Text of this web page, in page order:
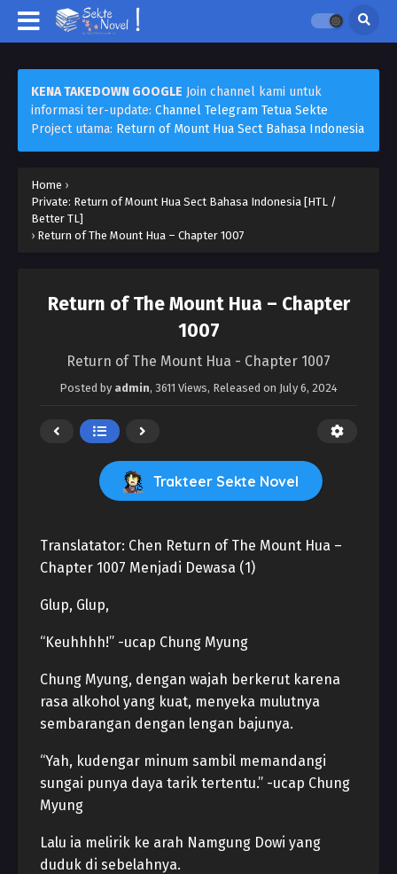
KENA TAKEDOWN GOOGLE Join channel kami untuk
informasi ter-update: Channel Telegram Tetua Sekte
Project utama: Return of Mount Hua Sect Bahasa Indonesia
Home ›
Private: Return of Mount Hua Sect Bahasa Indonesia [HTL /
Better TL]
› Return of The Mount Hua – Chapter 1007
Return of The Mount Hua – Chapter
1007
Return of The Mount Hua - Chapter 1007
Posted by admin, 3611 Views, Released on July 6, 2024
Trakteer Sekte Novel
Translatator: Chen Return of The Mount Hua –
Chapter 1007 Menjadi Dewasa (1)
Glup, Glup,
“Keuhhhh!” -ucap Chung Myung
Chung Myung, dengan wajah berkerut karena
rasa alkohol yang kuat, menyeka mulutnya
sembarangan dengan lengan bajunya.
“Yah, kudengar minum sambil memandangi
sungai punya daya tarik tertentu.” -ucap Chung
Myung
Lalu ia melirik ke arah Namgung Dowi yang
duduk di sebelahnya.